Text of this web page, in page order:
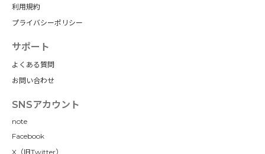
利用規約
プライバシーポリシー
サポート
よくある質問
お問い合わせ
SNSアカウント
note
Facebook
X（旧Twitter）